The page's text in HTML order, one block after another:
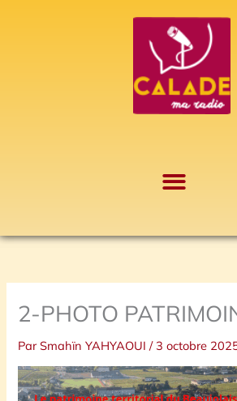
2-PHOTO
ParSmahïn YAHYAOUI/ 3 octobre